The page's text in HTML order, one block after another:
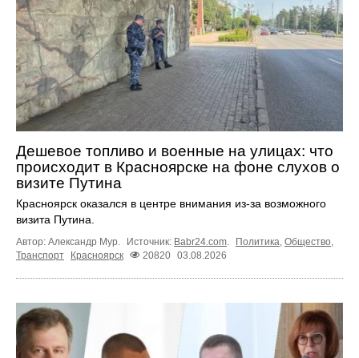
Дешевое топливо и военные на улицах: что
происходит в Красноярске на фоне слухов о
визите Путина
Красноярск оказался в центре внимания из-за возможного
визита Путина.
Автор: Александр Мур. Источник: Babr24.com. Политика, Общество,
Транспорт
Красноярск 20820 03.08.2026